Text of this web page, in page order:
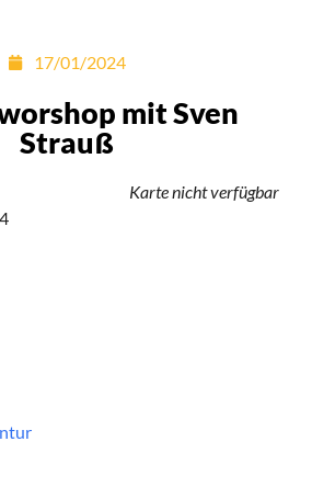
17/01/2024
mit Sven
Strauß
Karte nicht verfügbar